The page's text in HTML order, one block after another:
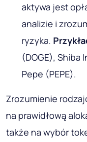
aktywa jest
analizie i
ryzyka.
(DOGE), Shiba
Pepe (PEPE).
Zrozumienie
na prawidłową
także na wybór